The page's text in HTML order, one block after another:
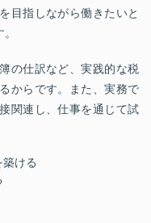
目指しながら働きたいと
の仕訳など、実践的な税
からです。また、実務で
関連し、仕事を通じて試
ける